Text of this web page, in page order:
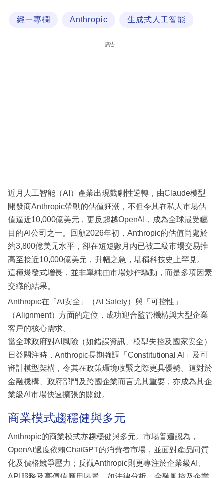
區
經一專欄 Anthropic 生成式人工智能
廣告
近月人工智能（AI）產業出現戲劇性逆轉，由Claude模型
開發商Anthropic帶動的估值狂潮，不但令其在私人市場估
值逼近10,000億美元，更反超越OpenAI，成為全球最受矚
目的AI公司之一。回顧2026年初，Anthropic的估值尚處於
約3,800億美元水平，卻在短短數月內已被二級市場交易推
高至接近10,000億美元，升幅之急，堪稱科技史上罕見。
這種爆發式增長，並非單純由市場炒作驅動，而是多項因素
交織的結果。
Anthropic在「AI安全」（AI Safety）與「可控性」
（Alignment）方面的定位，成功迎合監管機構與大型企業
客戶的核心需求。
當全球政府對AI風險（如錯誤資訊、模型失控及國家安全）
日益關注時，Anthropic長期強調「Constitutional AI」及可
審計模型架構，令其在政策環境收緊之際更具優勢。這對於
金融機構、政府部門及跨國企業而言尤其重要，亦成為其企
業級AI市場快速擴張的關鍵。
商業模式趨穩健與多元
Anthropic的商業模式亦趨穩健與多元。市場普遍認為，
OpenAI過度依賴ChatGPT的消費者市場，並面對產品同質
化及價格競爭壓力；反觀Anthropic則更專注於企業級AI、
API服務及高價值應用場景，如法律分析、金融風控及企業